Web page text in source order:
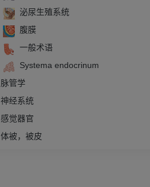
泌尿生殖系统
腹膜
一般术语
Systema endocrinum
脉管学
神经系统
感觉器官
体被，被皮